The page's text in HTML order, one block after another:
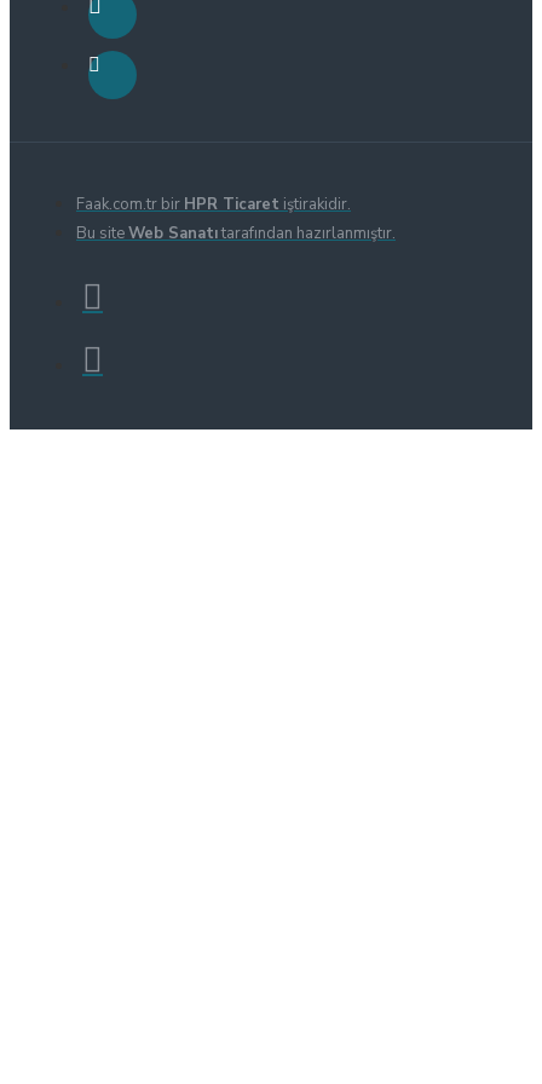
Faak.com.tr bir HPR Ticaret iştirakidir.
Bu siteWeb Sanatıtarafından hazırlanmıştır.